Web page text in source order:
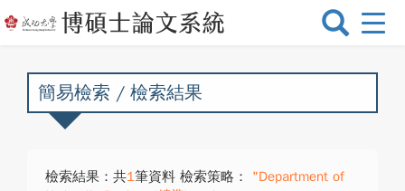
選
換
簡易檢索 / 檢索結果
檢索結果：共1筆資料 檢索策略：
"Department of